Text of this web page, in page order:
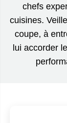
chefs
cuisines.
coupe, à
lui accorder